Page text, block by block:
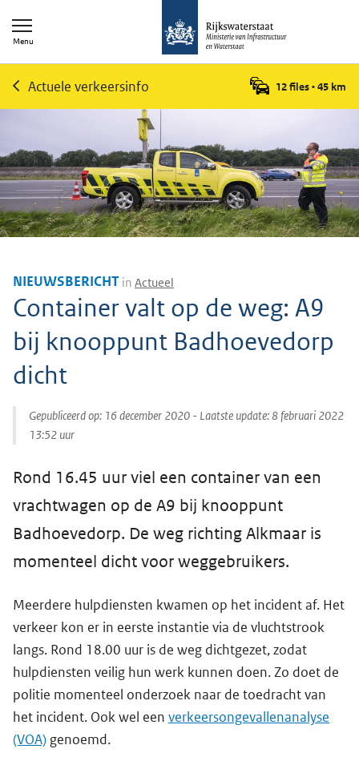
Menu
Actuele verkeersinfo 12 files•45 km
NIEUWSBERICHT in Actueel
Container valt op de weg: A9
bij knooppunt Badhoevedorp
dicht
Gepubliceerd op: 16 december 2020 - Laatste update:8 februari 2022
13:52 uur
Rond 16.45 uur viel een container van een
vrachtwagen op de A9 bij knooppunt
Badhoevedorp. De weg richting Alkmaar is
momenteel dicht voor weggebruikers.
Meerdere hulpdiensten kwamen op het incident af. Het
verkeer kon er in eerste instantie via de vluchtstrook
langs. Rond 18.00 uur is de weg dichtgezet, zodat
hulpdiensten veilig hun werk kunnen doen. Zo doet de
politie momenteel onderzoek naar de toedracht van
het incident. Ook wel een verkeersongevallenanalyse
(VOA) genoemd.